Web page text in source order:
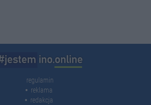
regulamin
reklama
redakcja